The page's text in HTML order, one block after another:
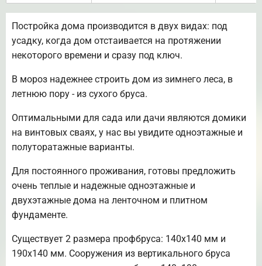
Постройка дома производится в двух видах: под
усадку, когда дом отстаивается на протяжении
некоторого времени и сразу под ключ.
В мороз надежнее строить дом из зимнего леса, в
летнюю пору - из сухого бруса.
Оптимальными для сада или дачи являются домики
на винтовых сваях, у нас вы увидите одноэтажные и
полуторатажные варианты.
Для постоянного проживания, готовы предложить
очень теплые и надежные одноэтажные и
двухэтажные дома на ленточном и плитном
фундаменте.
Существует 2 размера профбруса: 140х140 мм и
190х140 мм. Сооружения из вертикального бруса